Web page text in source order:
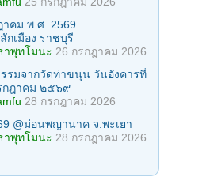
าคม พ.ศ. 2569
กเมือง ราชบุรี
าพุทโมนะ 26 กรกฎาคม 2026
รรมจากวัดท่าขนุน วันอังคารที่
กฎาคม ๒๕๖๙
28 กรกฎาคม 2026
@ม่อนพญานาค จ.พะเยา
าพุทโมนะ 28 กรกฎาคม 2026